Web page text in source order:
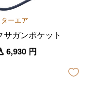
ターエア
サガンポケット
6,930円